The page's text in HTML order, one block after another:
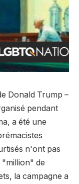
Donald Trump –
pendant
a été une
n'ont pas
de
la campagne a